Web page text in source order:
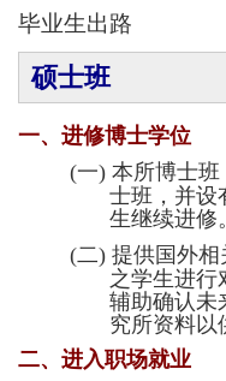
毕业生出路
硕士班
一、 进修博士学位
(一) 本所博士班
士班，并设
生继续进修。
(二) 提供国外
之学生进行
辅助确认未
究所资料以
二、 进入职场就业